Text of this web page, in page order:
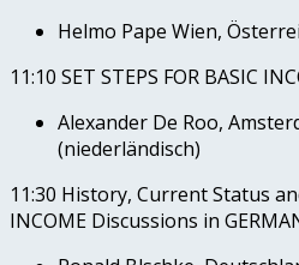
Helmo Pape Wien,
11:10 SET STEPS FOR BASIC
Alexander De Roo,
(niederländisch)
11:30 History, Current Status
INCOME Discussions in